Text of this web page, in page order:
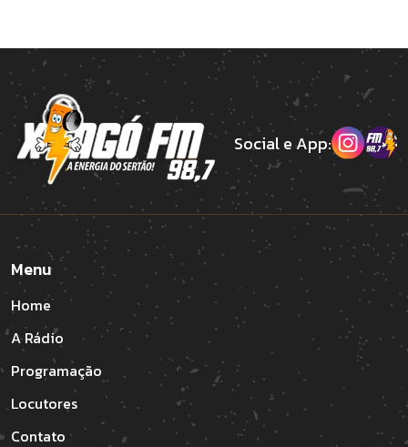
Social e App:
Menu
Home
A Rádio
Programação
Locutores
Contato